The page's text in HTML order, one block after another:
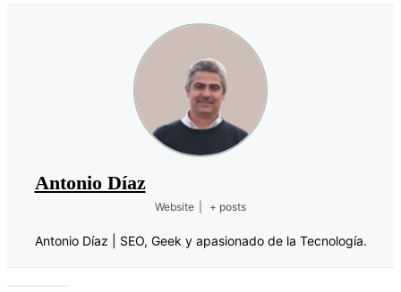
Antonio Díaz
Website + posts
Antonio Díaz | SEO, Geek y apasionado de la Tecnología.